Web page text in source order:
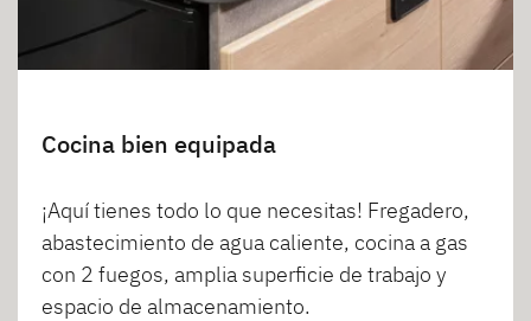
Cocina bien equipada
¡Aquí tienes todo lo que necesitas! Fregadero,
abastecimiento de agua caliente, cocina a gas
con 2 fuegos, amplia superficie de trabajo y
espacio de almacenamiento.